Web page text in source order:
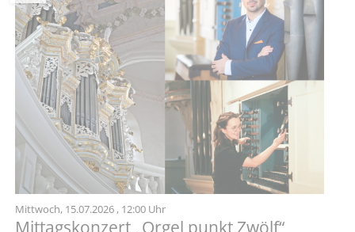
Mittwoch, 15.07.2026 , 12:00 Uhr
Mittagskonzert „Orgel punkt Zwölf“